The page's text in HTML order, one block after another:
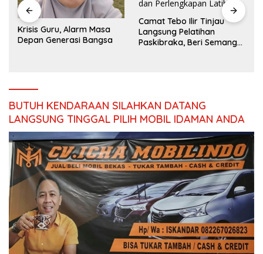
Krisis Guru, Alarm Masa
Depan Generasi Bangsa
Camat Tebo Ilir Tinjau
Langsung Pelatihan
Paskibraka, Beri Semangat
BUTUH KENDARAAN SILAHKAN DATANG
LANGSUNG TINGGAL PILIH MOBIL IDAMAN ANDA